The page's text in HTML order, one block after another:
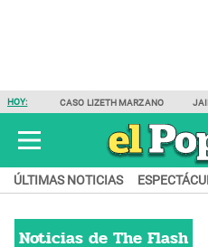
HOY: CASO LIZETH MARZANO
ÚLTIMAS NOTICIAS
Noticias de The Flash